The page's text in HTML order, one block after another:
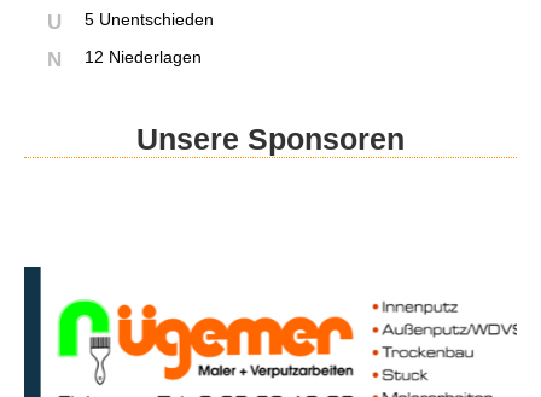
U 5 Unentschieden
N 12 Niederlagen
Unsere Sponsoren